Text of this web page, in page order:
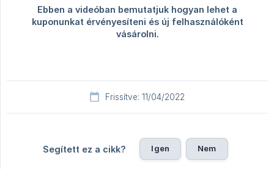
Frissítve: 11/04/2022
Segített ez a cikk? Igen Nem